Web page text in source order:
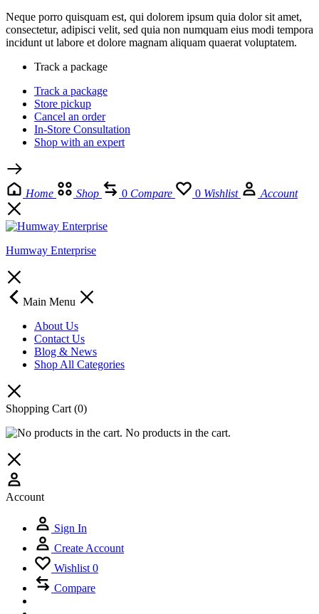
Neque porro quisquam est, qui dolorem ipsum quia dolor sit amet,
consectetur, adipisci velit, sed quia non numquam eius modi tempora
incidunt ut labore et dolore magnam aliquam quaerat voluptatem.
Track a package
Track a package
Store pickup
Cancel an order
In-Store Consultation
Shop with an expert
Home Shop 0 Compare 0 Wishlist Account
Humway Enterprise
Main Menu
About Us
Contact Us
Blog & News
Shop All Categories
Shopping Cart (0)
No products in the cart.
Account
Sign In
Create Account
Wishlist 0
Compare